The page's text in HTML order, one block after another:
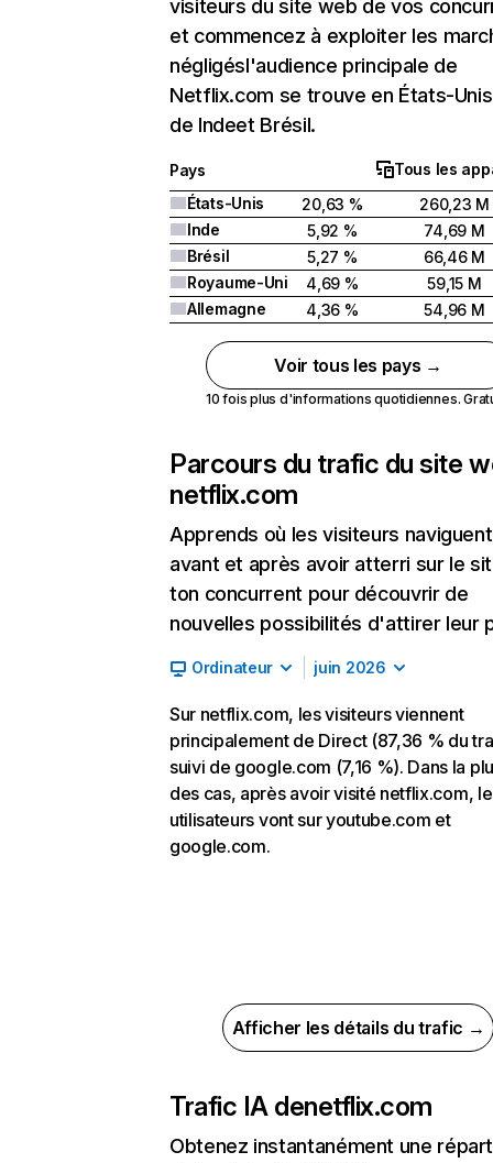
visiteurs du site web de vos
et commencez à exploiter les
négligésl'audience principale de
Netflix.com se trouve en États-
de Indeet Brésil.
Pays
Tous les
États-Unis
20,63 %
260,23 M
Inde
5,92 %
74,69 M
Brésil
5,27 %
66,46 M
Royaume-Uni
4,69 %
59,15 M
Allemagne
4,36 % 54,96 M
Voir tous les pays →
10 fois plus d'informations quotidiennes.
Parcours du trafic du site
netflix.com
Apprends où les visiteurs naviguent
avant et après avoir atterri sur le
ton concurrent pour découvrir de
nouvelles possibilités d'attirer leur
Ordinateur juin 2026
Sur netflix.com, les visiteurs viennent
principalement de Direct (87,36 % du
suivi de google.com (7,16 %). Dans la
des cas, après avoir visité netflix.com,
utilisateurs vont sur youtube.com et
google.com.
Afficher les détails du trafic →
Trafic IA denetflix.com
Obtenez instantanément une